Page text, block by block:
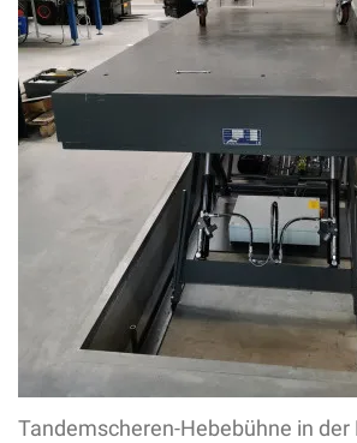
Tandemscheren-Hebebühne in der